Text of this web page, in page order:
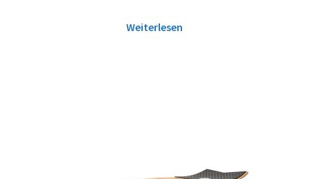
Weiterlesen